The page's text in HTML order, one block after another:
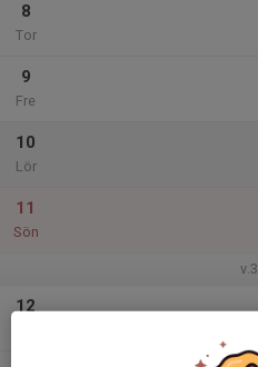
8
Tor
9
Fre
10
Lör
11
Sön
v.3
12